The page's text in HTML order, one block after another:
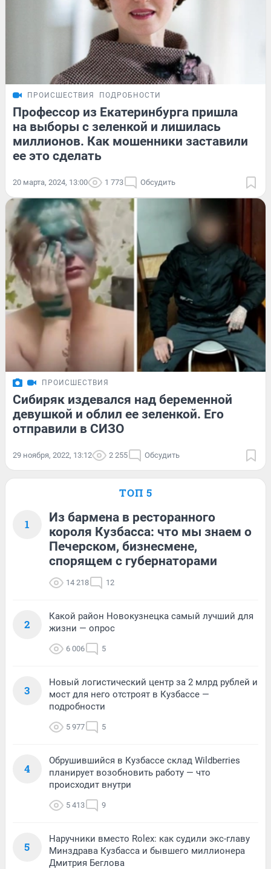
ПРОИСШЕСТВИЯ ПОДРОБНОСТИ
Профессор из Екатеринбурга пришла
на выборы с зеленкой и лишилась
миллионов. Как мошенники заставили
ее это сделать
20 марта, 2024, 13:00 1 773 Обсудить
ПРОИСШЕСТВИЯ
Сибиряк издевался над беременной
девушкой и облил ее зеленкой. Его
отправили в СИЗО
29 ноября, 2022, 13:12 2 255 Обсудить
ТОП 5
1
Из бармена в ресторанного
короля Кузбасса: что мы знаем о
Печерском, бизнесмене,
спорящем с губернаторами
14 218 12
2
Какой район Новокузнецка самый лучший для
жизни — опрос
6 006 5
3
Новый логистический центр за 2 млрд рублей и
мост для него отстроят в Кузбассе —
подробности
5 977 5
4
Обрушившийся в Кузбассе склад Wildberries
планирует возобновить работу — что
происходит внутри
5 413 9
5
Наручники вместо Rolex: как судили экс-главу
Минздрава Кузбасса и бывшего миллионера
Дмитрия Беглова